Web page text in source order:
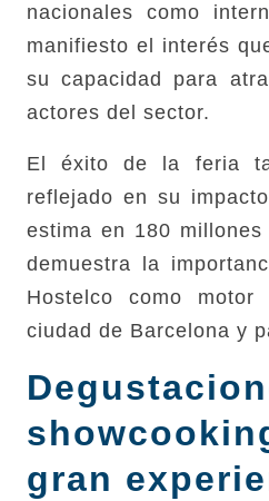
nacionales como
manifiesto el interés
su capacidad para
actores del sector.
El éxito de la feria
reflejado en su
estima en 180
demuestra la
Hostelco como
ciudad de Barcelona y
gran